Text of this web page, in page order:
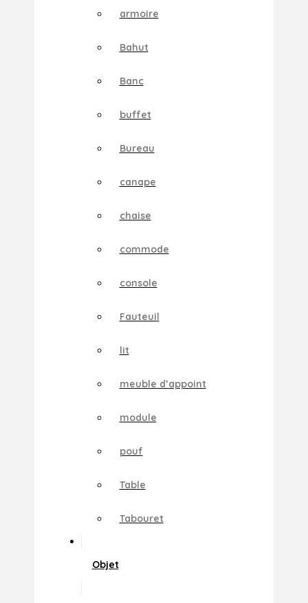
armoire
Bahut
Banc
buffet
Bureau
canape
chaise
commode
console
Fauteuil
lit
meuble d’appoint
module
pouf
Table
Tabouret
Objet